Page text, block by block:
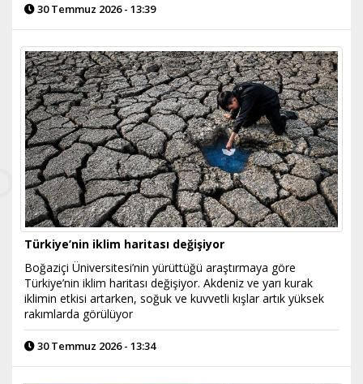
30 Temmuz 2026 - 13:39
Türkiye’nin iklim haritası değişiyor
Boğaziçi Üniversitesi’nin yürüttüğü araştırmaya göre
Türkiye’nin iklim haritası değişiyor. Akdeniz ve yarı kurak
iklimin etkisi artarken, soğuk ve kuvvetli kışlar artık yüksek
rakımlarda görülüyor
30 Temmuz 2026 - 13:34